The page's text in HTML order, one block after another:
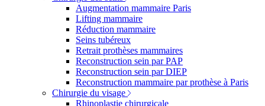
Augmentation mammaire Paris
Lifting mammaire
Réduction mammaire
Seins tubéreux
Retrait prothèses mammaires
Reconstruction sein par PAP
Reconstruction sein par DIEP
Reconstruction mammaire par prothèse à Paris
Chirurgie du visage
Rhinoplastie chirurgicale